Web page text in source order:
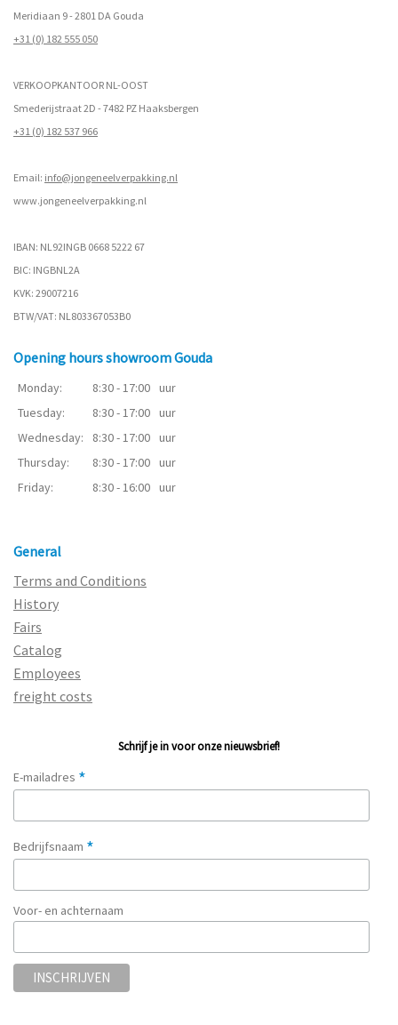
Meridiaan 9 - 2801 DA Gouda
+31 (0) 182 555 050
VERKOOPKANTOOR NL-OOST
Smederijstraat 2D - 7482 PZ Haaksbergen
+31 (0) 182 537 966
Email: info@jongeneelverpakking.nl
www.jongeneelverpakking.nl
IBAN: NL92INGB 0668 5222 67
BIC: INGBNL2A
KVK: 29007216
BTW/VAT: NL803367053B0
Opening hours showroom Gouda
Monday: 8:30 - 17:00 uur
Tuesday:
8:30 - 17:00 uur
Wednesday:
8:30 - 17:00 uur
Thursday:
8:30 - 17:00 uur
Friday:
8:30 - 16:00 uur
General
Terms and Conditions
History
Fairs
Catalog
Employees
freight costs
Schrijf je in voor onze nieuwsbrief!
E-mailadres *
Bedrijfsnaam *
Voor- en achternaam